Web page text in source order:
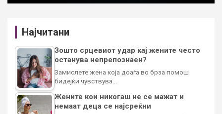
Најчитани
Зошто срцевиот удар кај жените често
останува непрепознаен?
Замислете жена која доаѓа во брза помош
бидејќи чувствува…
Жените кои никогаш не се мажат и
немаат деца се најсреќни